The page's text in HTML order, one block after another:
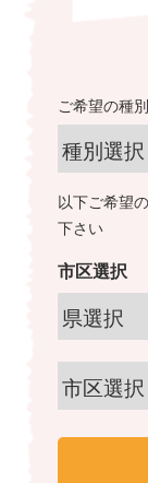
ご希望の種
以下ご希望
下さい
市区選択